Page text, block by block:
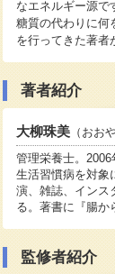
なエネルギー源で
糖質の代わりに何
を行ってきた著者
著者紹介
大柳珠美 （おお
管理栄養士。
生活習慣病を対象
演、雑誌、インス
る。著書に『腸か
監修者紹介